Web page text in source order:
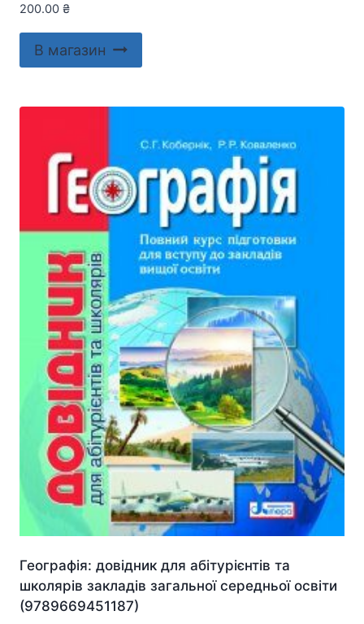
200.00 ₴
В магазин
Географія: довідник для абітурієнтів та
школярів закладів загальної середньої освіти
(9789669451187)